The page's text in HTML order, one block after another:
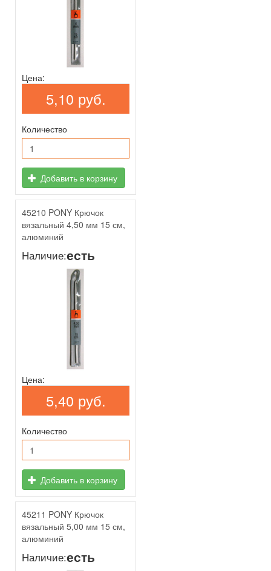
Цена:
5,10 руб.
Количество
Добавить в корзину
45210 PONY Крючок
вязальный 4,50 мм 15 см,
алюминий
Наличие:есть
Цена:
5,40 руб.
Количество
Добавить в корзину
45211 PONY Крючок
вязальный 5,00 мм 15 см,
алюминий
Наличие:есть